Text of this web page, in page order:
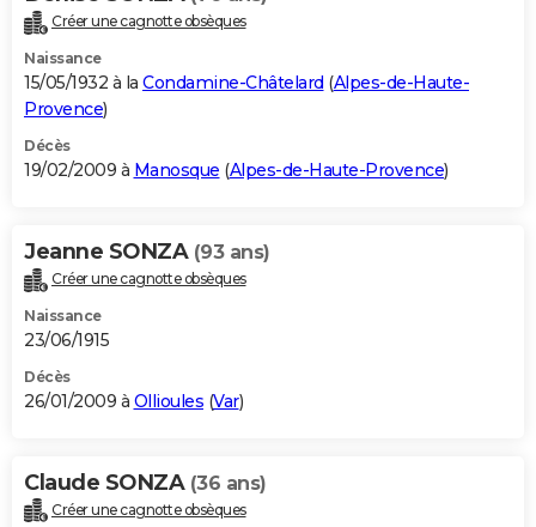
Créer une cagnotte obsèques
Naissance
15/05/1932 à la Condamine-Châtelard (Alpes-de-Haute-
Provence)
Décès
19/02/2009 à Manosque (Alpes-de-Haute-Provence)
Jeanne SONZA (93 ans)
Créer une cagnotte obsèques
Naissance
23/06/1915
Décès
26/01/2009 à Ollioules (Var)
Claude SONZA (36 ans)
Créer une cagnotte obsèques